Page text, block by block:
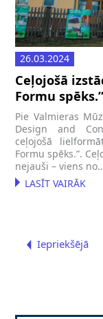
26.03.2024
Ceļojošā
Formu
Pie Valmieras
Design and
ceļojošā
Formu spēks.”.
nejauši – viens
LASĪT VAIRĀK
Iepriekšējā